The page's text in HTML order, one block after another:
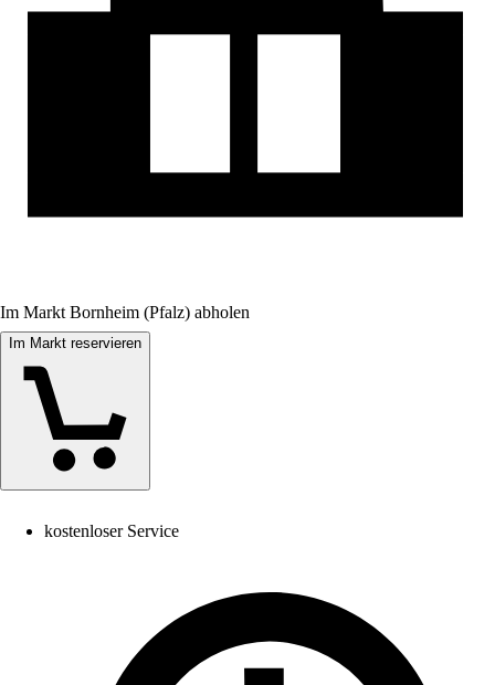
Im Markt Bornheim (Pfalz) abholen
Im Markt reservieren
kostenloser Service